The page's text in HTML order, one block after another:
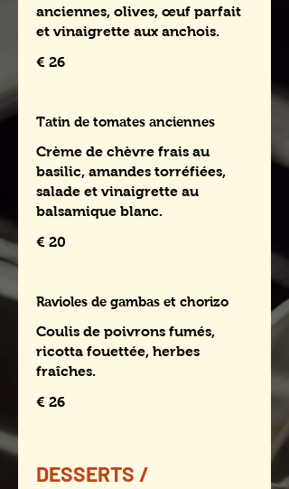
anciennes, olives, œuf parfait
et vinaigrette aux anchois.
€ 26
Tatin de tomates anciennes
Crème de chèvre frais au
basilic, amandes torréfiées,
salade et vinaigrette au
balsamique blanc.
€ 20
Ravioles de gambas et chorizo
Coulis de poivrons fumés,
ricotta fouettée, herbes
fraîches.
€ 26
DESSERTS /